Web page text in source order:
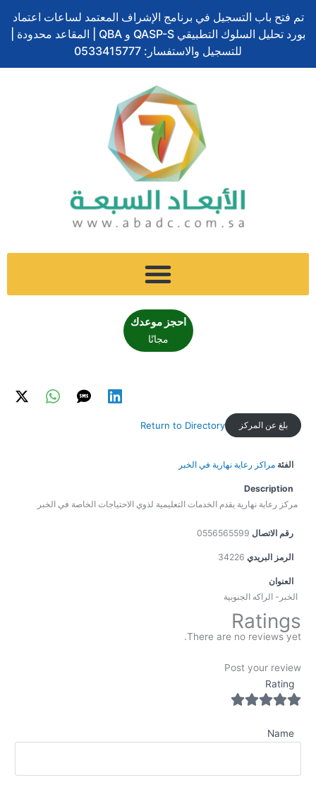
إلى
المحتوى
تم فتح باب التسجيل في برنامج الإشراف المعتمد لساعات اعتماد
بورد تحليل السلوك التطبيقي QASP-S و QBA | المقاعد محدودة |
للتسجيل والاستفسار: 0533415777
احجز موعدك
مجانًا
بلغ عن المركز Return to Directory
الفئة مراكز رعاية نهارية في الخبر
Description
مركز رعاية نهارية يقدم الخدمات التعليمية لذوي الاحتياجات الخاصة في الخبر
رقم الاتصال 0556565599
الرمز البريدي 34226
العنوان
الخبر- الراكه الجنوبية
Ratings
There are no reviews yet.
Post your review
Rating
Name